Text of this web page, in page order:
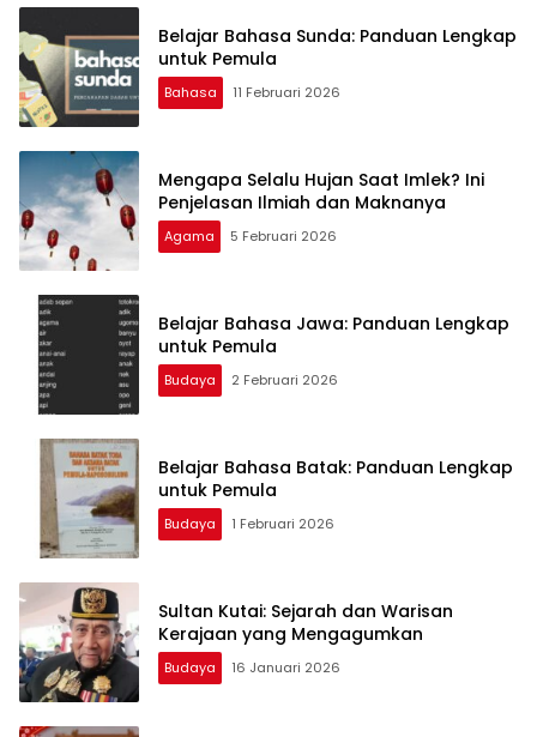
Belajar Bahasa Sunda: Panduan Lengkap
untuk Pemula
Bahasa 11 Februari 2026
Mengapa Selalu Hujan Saat Imlek? Ini
Penjelasan Ilmiah dan Maknanya
Agama 5 Februari 2026
Belajar Bahasa Jawa: Panduan Lengkap
untuk Pemula
Budaya 2 Februari 2026
Belajar Bahasa Batak: Panduan Lengkap
untuk Pemula
Budaya 1 Februari 2026
Sultan Kutai: Sejarah dan Warisan
Kerajaan yang Mengagumkan
Budaya 16 Januari 2026